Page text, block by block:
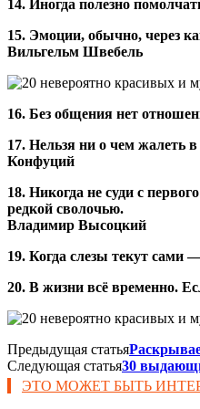
14. Иногда полезно
15. Эмоции, обычно, через
Вильгельм Швебель
16. Без общения нет
17. Нельзя ни о чем жалеть
Конфуций
18. Никогда не суди с
редкой сволочью.
Владимир Высоцкий
19. Когда слезы текут сами
20. В жизни всё временно.
Предыдущая статья
Следующая статья30
ЭТО МОЖЕТ БЫТЬ